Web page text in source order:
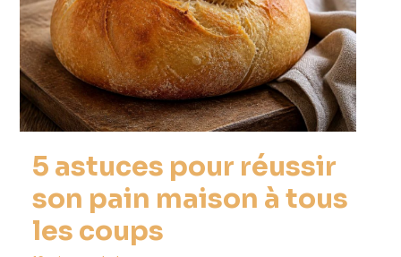
5 astuces pour réussir
son pain maison à tous
les coups